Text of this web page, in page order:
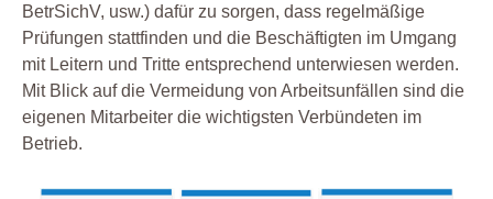
BetrSichV, usw.) dafür zu sorgen, dass regelmäßige
Prüfungen stattfinden und die Beschäftigten im Umgang
mit Leitern und Tritte entsprechend unterwiesen werden.
Mit Blick auf die Vermeidung von Arbeitsunfällen sind die
eigenen Mitarbeiter die wichtigsten Verbündeten im
Betrieb.